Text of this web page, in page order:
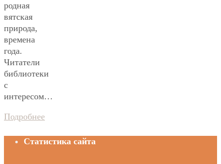
родная
вятская
природа,
времена
года.
Читатели
библиотеки
с
интересом…
Подробнее
Статистика сайта